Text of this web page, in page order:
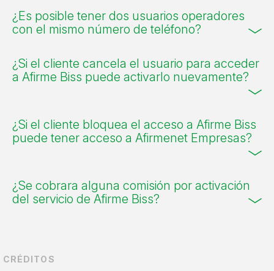
¿Es posible tener dos usuarios operadores
con el mismo número de teléfono?
¿Si el cliente cancela el usuario para acceder
a Afirme Biss puede activarlo nuevamente?
¿Si el cliente bloquea el acceso a Afirme Biss
puede tener acceso a Afirmenet Empresas?
¿Se cobrara alguna comisión por activación
del servicio de Afirme Biss?
CRÉDITOS